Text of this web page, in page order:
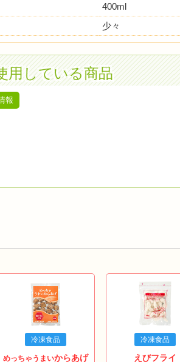
400ml
少々
用している商品
報
冷凍食品
めっちゃうまいからあげ
冷凍食品
えびフライ